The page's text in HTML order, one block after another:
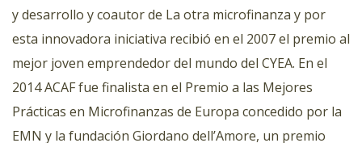
y desarrollo y coautor de La otra microfinanza y por
esta innovadora iniciativa recibió en el 2007 el premio al
mejor joven emprendedor del mundo del CYEA. En el
2014 ACAF fue finalista en el Premio a las Mejores
Prácticas en Microfinanzas de Europa concedido por la
EMN y la fundación Giordano dell’Amore, un premio